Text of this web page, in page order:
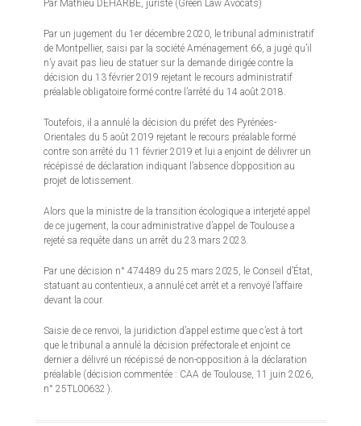
Par Mathieu DEHARBE, juriste (Green Law Avocats)
Par un jugement du 1er décembre 2020, le tribunal administratif
de Montpellier, saisi par la société Aménagement 66, a jugé qu’il
n’y avait pas lieu de statuer sur la demande dirigée contre la
décision du 13 février 2019 rejetant le recours administratif
préalable obligatoire formé contre l’arrêté du 14 août 2018.
Toutefois, il a annulé la décision du préfet des Pyrénées-
Orientales du 5 août 2019 rejetant le recours préalable formé
contre son arrêté du 11 février 2019 et lui a enjoint de délivrer un
récépissé de déclaration indiquant l’absence d’opposition au
projet de lotissement.
Alors que la ministre de la transition écologique a interjeté appel
de ce jugement, la cour administrative d’appel de Toulouse a
rejeté sa requête dans un arrêt du 23 mars 2023.
Par une décision n° 474489 du 25 mars 2025, le Conseil d’État,
statuant au contentieux, a annulé cet arrêt et a renvoyé l’affaire
devant la cour.
Saisie de ce renvoi, la juridiction d’appel estime que c’est à tort
que le tribunal a annulé la décision préfectorale et enjoint ce
dernier a délivré un récépissé de non-opposition à la déclaration
préalable (décision commentée : CAA de Toulouse, 11 juin 2026,
n° 25TL00632 ).